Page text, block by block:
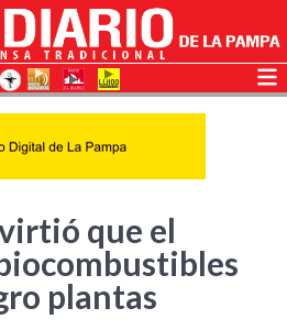
que el
plantas